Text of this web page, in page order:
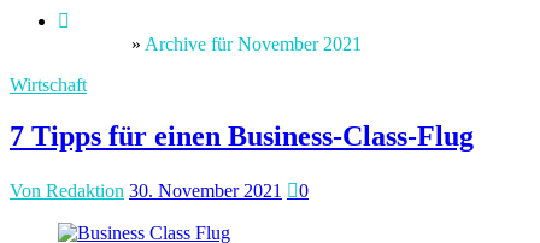
» Archive für November 2021
Wirtschaft
7 Tipps für einen Business-Class-Flug
Von Redaktion 30. November 2021 0